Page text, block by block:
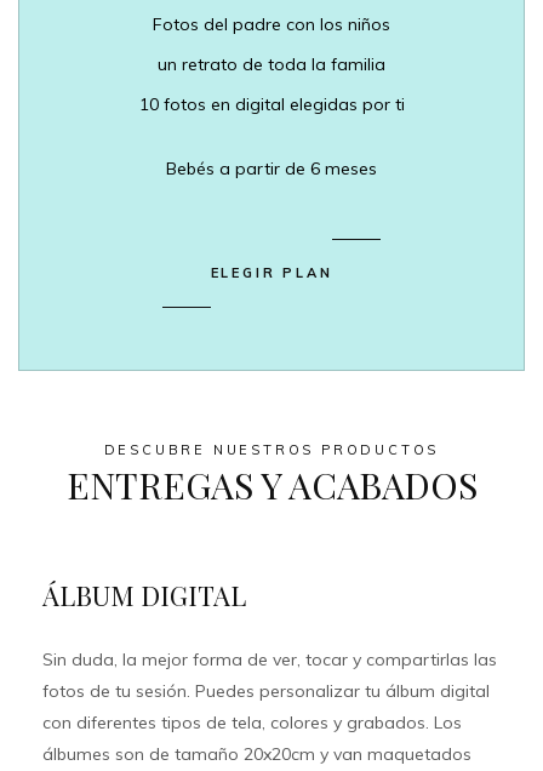
Fotos del padre con los niños
un retrato de toda la familia
10 fotos en digital elegidas por ti
Bebés a partir de 6 meses
ELEGIR PLAN
DESCUBRE NUESTROS PRODUCTOS
ENTREGAS Y ACABADOS
ÁLBUM DIGITAL
Sin duda, la mejor forma de ver, tocar y compartirlas las
fotos de tu sesión. Puedes personalizar tu álbum digital
con diferentes tipos de tela, colores y grabados. Los
álbumes son de tamaño 20x20cm y van maquetados